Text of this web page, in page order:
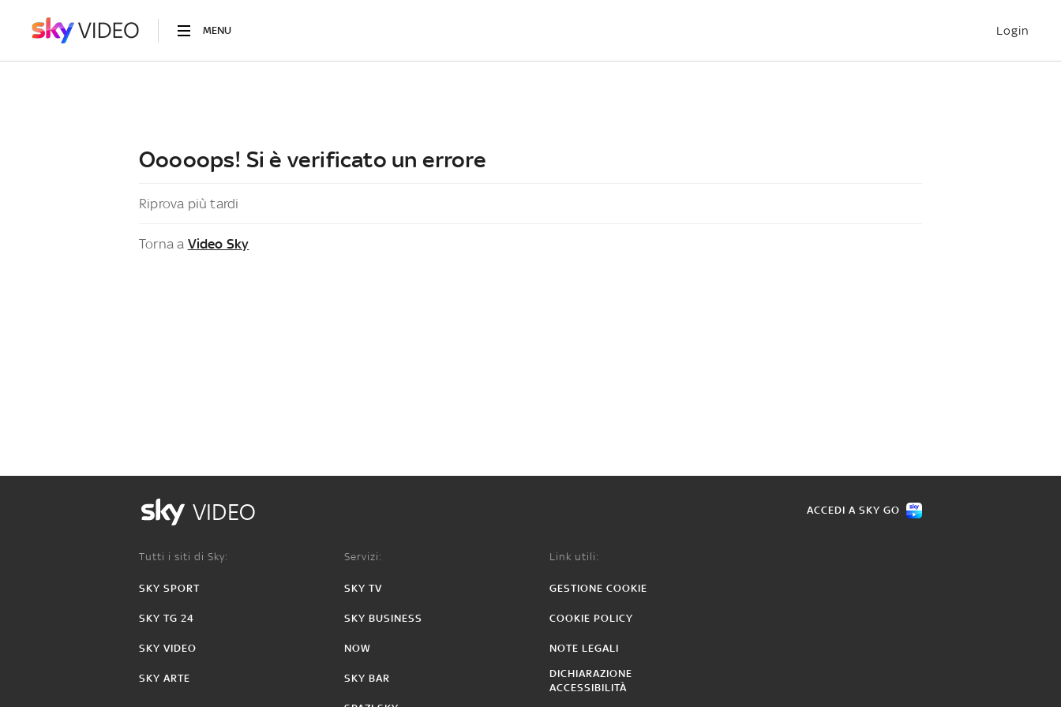
MENU Login
Ooooops! Si è verificato un errore
Riprova più tardi
Torna a Video Sky
VIDEO ACCEDI A SKY GO
Tutti i siti di Sky:
SKY SPORT
SKY TG 24
SKY VIDEO
SKY ARTE
Servizi:
SKY TV
SKY BUSINESS
NOW
SKY BAR
Link utili:
GESTIONE COOKIE
COOKIE POLICY
NOTE LEGALI
DICHIARAZIONE
ACCESSIBILITÀ